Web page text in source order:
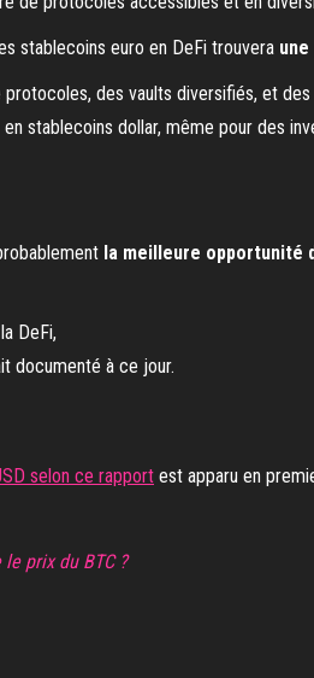
stablecoins euro en DeFi trouvera
des vaults diversifiés, et
stablecoins dollar, même pour des
la meilleure opportunité
DeFi,
documenté à ce jour.
selon ce rapport est apparu en
prix du BTC ?